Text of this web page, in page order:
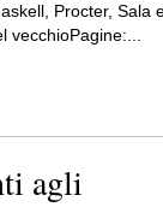
Procter, Sala
vecchioPagine:...
agli